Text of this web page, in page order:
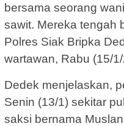
bersama seorang
sawit. Mereka tengah
Polres Siak Bripka
wartawan, Rabu (15/
Dedek menjelaskan,
Senin (13/1) sekitar
saksi bernama